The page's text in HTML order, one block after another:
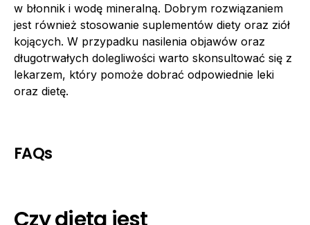
w błonnik i wodę mineralną. Dobrym rozwiązaniem
jest również stosowanie suplementów diety oraz ziół
kojących. W przypadku nasilenia objawów oraz
długotrwałych dolegliwości warto skonsultować się z
lekarzem, który pomoże dobrać odpowiednie leki
oraz dietę.
FAQs